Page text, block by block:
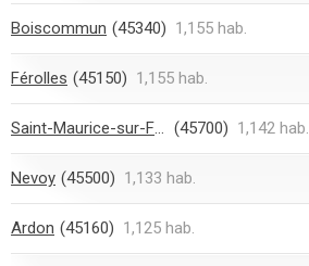
Boiscommun (45340) 1,155 hab.
Férolles (45150) 1,155 hab.
Saint-Maurice-sur-Fessard (45700) 1,142 hab.
Nevoy (45500) 1,133 hab.
Ardon (45160) 1,125 hab.